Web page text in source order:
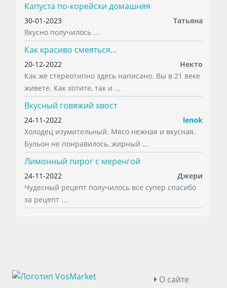
Капуста по-корейски домашняя
30-01-2023
Татьяна
Вкусно получилось ...
Как красиво смеяться...
20-12-2022
Некто
Как же стереотипно здесь написано. Вы в 21 веке
живете. Как хотите, так и ...
Вкусный говяжий хвост
24-11-2022
lenok
Холодец изумительный. Мясо нежная и вкусная.
Бульон не понравилось, жирный ...
Лимонный пирог с меренгой
24-11-2022
Джери
Чудесный рецепт получилось все супер спасибо
за рецепт ...
О сайте